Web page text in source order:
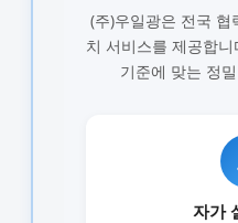
(주)우일광은 전국 협
치 서비스를 제공합니
기준에 맞는 정
자가